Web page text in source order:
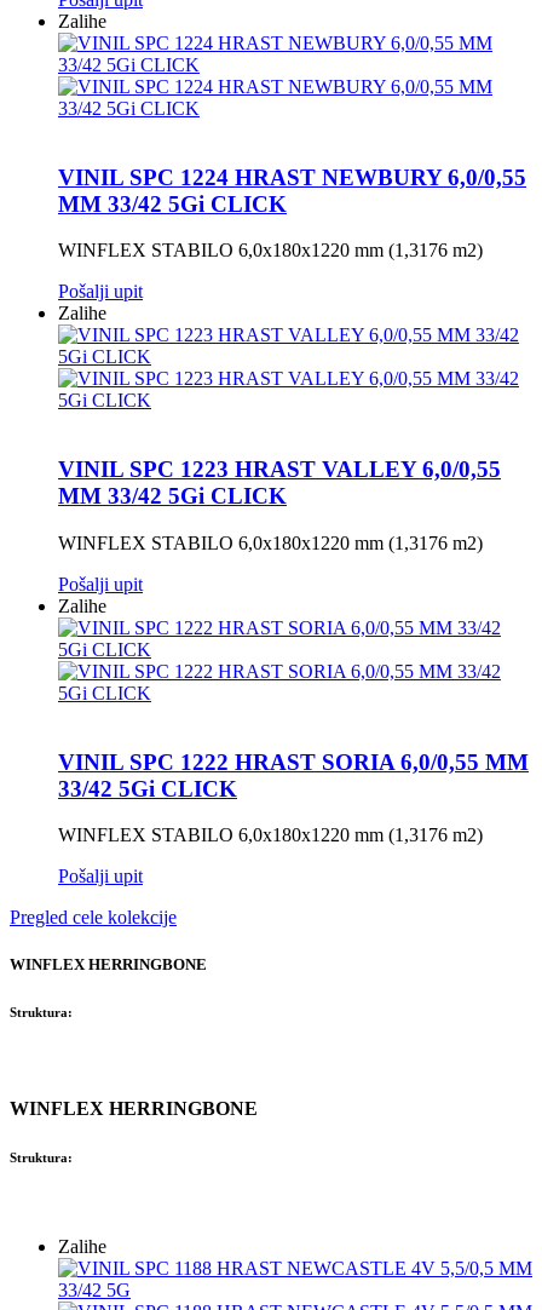
Zalihe
VINIL SPC 1224 HRAST NEWBURY 6,0/0,55
MM 33/42 5Gi CLICK
WINFLEX STABILO 6,0x180x1220 mm (1,3176 m2)
Pošalji upit
Zalihe
VINIL SPC 1223 HRAST VALLEY 6,0/0,55
MM 33/42 5Gi CLICK
WINFLEX STABILO 6,0x180x1220 mm (1,3176 m2)
Pošalji upit
Zalihe
VINIL SPC 1222 HRAST SORIA 6,0/0,55 MM
33/42 5Gi CLICK
WINFLEX STABILO 6,0x180x1220 mm (1,3176 m2)
Pošalji upit
Pregled cele kolekcije
WINFLEX HERRINGBONE
Struktura:
WINFLEX HERRINGBONE
Struktura:
Zalihe